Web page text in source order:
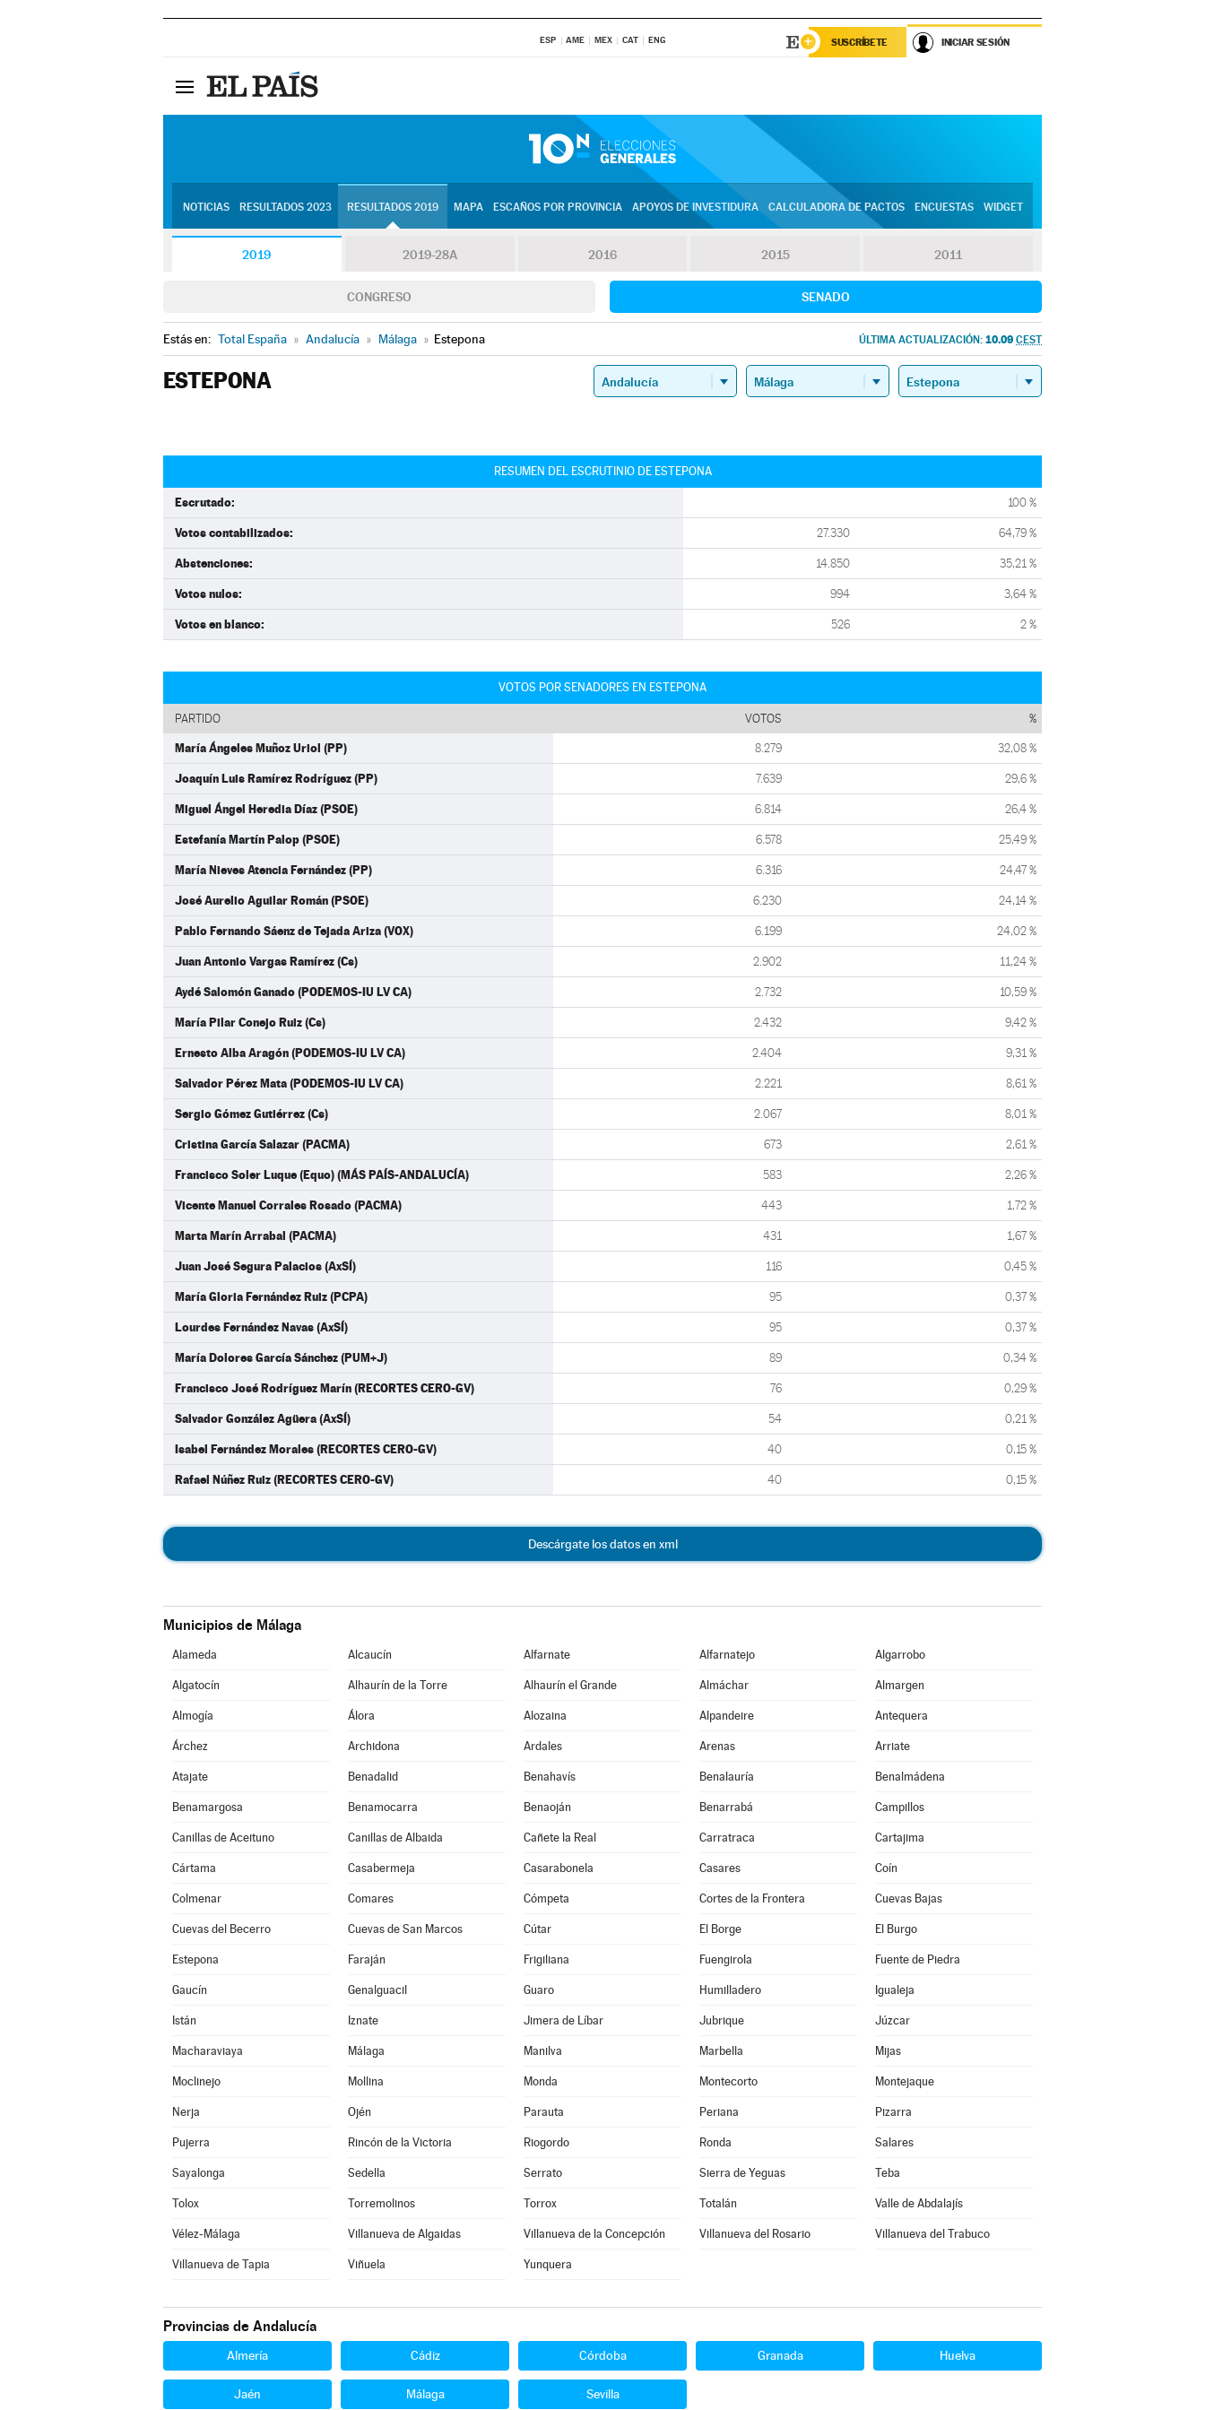
ESP AME MEX CAT ENG SUSCRÍBETE INICIAR SESIÓN
NOTICIAS RESULTADOS 2023 RESULTADOS 2019 MAPA ESCAÑOS POR PROVINCIA APOYOS DE INVESTIDURA CALCULADORA DE PACTOS ENCUESTAS WIDGET
2019 2019-28A 2016 2015 2011
CONGRESO SENADO
Estás en: Total España » Andalucía » Málaga » Estepona ÚLTIMA ACTUALIZACIÓN: 10.09 CEST
ESTEPONA
RESUMEN DEL ESCRUTINIO DE ESTEPONA
Escrutado: 100 %
Votos contabilizados: 27.330 64,79 %
Abstenciones: 14.850 35,21 %
Votos nulos: 994 3,64 %
Votos en blanco: 526 2 %
VOTOS POR SENADORES EN ESTEPONA
PARTIDO VOTOS %
María Ángeles Muñoz Uriol (PP) 8.279 32,08 %
Joaquín Luis Ramírez Rodríguez (PP) 7.639 29,6 %
Miguel Ángel Heredia Díaz (PSOE) 6.814 26,4 %
Estefanía Martín Palop (PSOE) 6.578 25,49 %
María Nieves Atencia Fernández (PP) 6.316 24,47 %
José Aurelio Aguilar Román (PSOE) 6.230 24,14 %
Pablo Fernando Sáenz de Tejada Ariza (VOX) 6.199 24,02 %
Juan Antonio Vargas Ramírez (Cs) 2.902 11,24 %
Aydé Salomón Ganado (PODEMOS-IU LV CA) 2.732 10,59 %
María Pilar Conejo Ruiz (Cs) 2.432 9,42 %
Ernesto Alba Aragón (PODEMOS-IU LV CA) 2.404 9,31 %
Salvador Pérez Mata (PODEMOS-IU LV CA) 2.221 8,61 %
Sergio Gómez Gutiérrez (Cs) 2.067 8,01 %
Cristina García Salazar (PACMA) 673 2,61 %
Francisco Soler Luque (Equo) (MÁS PAÍS-ANDALUCÍA) 583 2,26 %
Vicente Manuel Corrales Rosado (PACMA) 443 1,72 %
Marta Marín Arrabal (PACMA) 431 1,67 %
Juan José Segura Palacios (AxSÍ) 116 0,45 %
María Gloria Fernández Ruiz (PCPA) 95 0,37 %
Lourdes Fernández Navas (AxSÍ) 95 0,37 %
María Dolores García Sánchez (PUM+J) 89 0,34 %
Francisco José Rodríguez Marín (RECORTES CERO-GV) 76 0,29 %
Salvador González Agüera (AxSÍ) 54 0,21 %
Isabel Fernández Morales (RECORTES CERO-GV) 40 0,15 %
Rafael Núñez Ruiz (RECORTES CERO-GV) 40 0,15 %
Descárgate los datos en xml
Municipios de Málaga
Alameda Alcaucín Alfarnate Alfarnatejo Algarrobo
Algatocín Alhaurín de la Torre Alhaurín el Grande Almáchar Almargen
Almogía Álora Alozaina Alpandeire Antequera
Árchez Archidona Ardales Arenas Arriate
Atajate Benadalid Benahavís Benalauría Benalmádena
Benamargosa Benamocarra Benaoján Benarrabá Campillos
Canillas de Aceituno Canillas de Albaida Cañete la Real Carratraca Cartajima
Cártama Casabermeja Casarabonela Casares Coín
Colmenar Comares Cómpeta Cortes de la Frontera Cuevas Bajas
Cuevas del Becerro Cuevas de San Marcos Cútar El Borge El Burgo
Estepona Faraján Frigiliana Fuengirola Fuente de Piedra
Gaucín Genalguacil Guaro Humilladero Igualeja
Istán Iznate Jimera de Líbar Jubrique Júzcar
Macharaviaya Málaga Manilva Marbella Mijas
Moclinejo Mollina Monda Montecorto Montejaque
Nerja Ojén Parauta Periana Pizarra
Pujerra Rincón de la Victoria Riogordo Ronda Salares
Sayalonga Sedella Serrato Sierra de Yeguas Teba
Tolox Torremolinos Torrox Totalán Valle de Abdalajís
Vélez-Málaga Villanueva de Algaidas Villanueva de la Concepción Villanueva del Rosario Villanueva del Trabuco
Villanueva de Tapia Viñuela Yunquera
Provincias de Andalucía
Almería Cádiz Córdoba Granada Huelva
Jaén Málaga Sevilla